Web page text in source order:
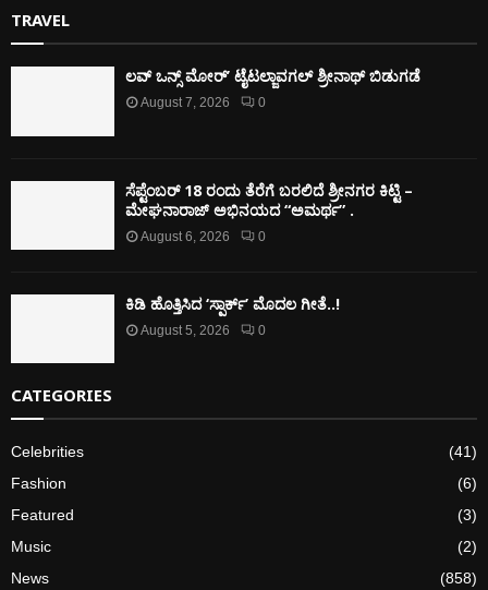
TRAVEL
ಲವ್ ಒನ್ಸ್ ಮೋರ್’ ಟೈಟಲ್ಜಾವಗಲ್ ಶ್ರೀನಾಥ್ ಬಿಡುಗಡೆ
August 7, 2026 0
ಸೆಪ್ಟೆಂಬರ್ 18 ರಂದು ತೆರೆಗೆ ಬರಲಿದೆ ಶ್ರೀನಗರ ಕಿಟ್ಟಿ –
ಮೇಘನಾರಾಜ್ ಅಭಿನಯದ “ಅಮರ್ಥ” .
August 6, 2026 0
ಕಿಡಿ‌‌ ಹೊತ್ತಿಸಿದ ‘ಸ್ಪಾರ್ಕ್’ ಮೊದಲ‌ ಗೀತೆ..!
August 5, 2026 0
CATEGORIES
Celebrities
(41)
Fashion
(6)
Featured
(3)
Music
(2)
News
(858)